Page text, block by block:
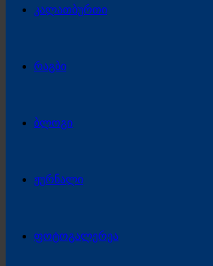
კალათბურთი
რაგბი
ბლოგი
ჟურნალი
ფოტოგალერეა